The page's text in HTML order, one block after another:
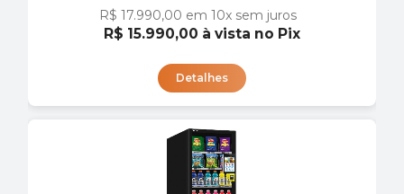
R$ 17.990,00 em 10x sem juros
R$ 15.990,00 à vista no Pix
Detalhes